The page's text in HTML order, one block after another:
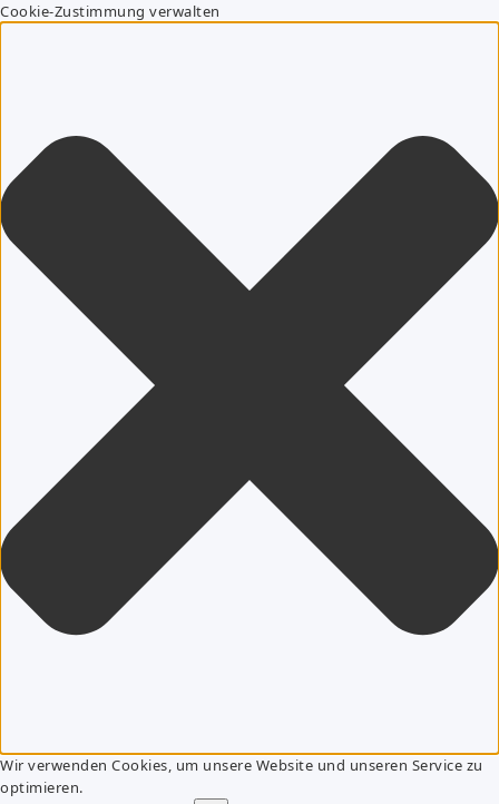
Cookie-Zustimmung verwalten
Wir verwenden Cookies, um unsere Website und unseren Service zu
optimieren.